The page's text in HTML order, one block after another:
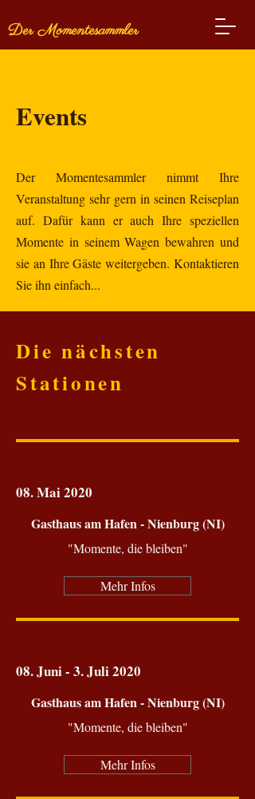
Der Momentesammler
Events
Der Momentesammler nimmt Ihre
Veranstaltung sehr gern in seinen Reiseplan
auf. Dafür kann er auch Ihre speziellen
Momente in seinem Wagen bewahren und
sie an Ihre Gäste weitergeben. Kontaktieren
Sie ihn einfach...
Die nächsten
Stationen
08. Mai2020
Gasthaus am Hafen - Nienburg (NI)
"Momente, die bleiben"
Mehr Infos
08. Juni - 3. Juli2020
Gasthaus am Hafen - Nienburg (NI)
"Momente, die bleiben"
Mehr Infos